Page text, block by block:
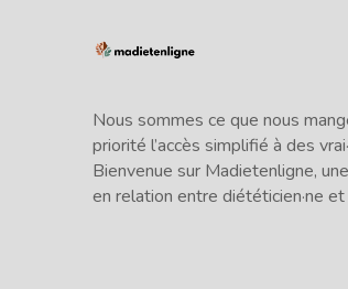
Nous sommes ce que nous
priorité l’accès simplifié à des
Bienvenue sur Madietenligne,
en relation entre diététicien·ne et